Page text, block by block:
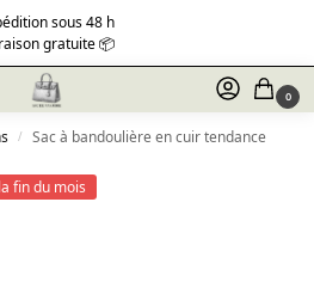
sous 48 h
gratuite 📦
0
/ Sac à bandoulière en cuir tendance
fin du mois